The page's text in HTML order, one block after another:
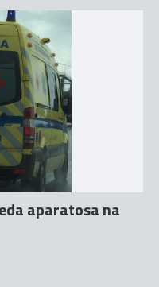
aparatosa na